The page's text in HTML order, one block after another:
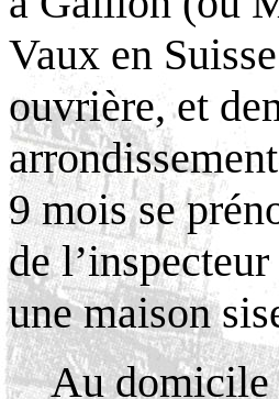
Vaux en
ouvrière, et
9 mois se
de
une maison
Au domicile